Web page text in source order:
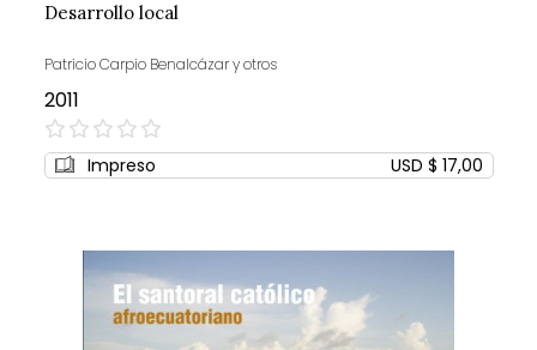
Desarrollo local
Patricio Carpio Benalcázar y otros
2011
0%
Impreso USD $ 17,00